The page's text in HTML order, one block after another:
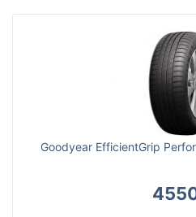
Goodyear EfficientGrip